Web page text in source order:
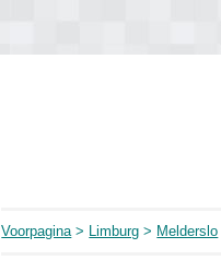
Voorpagina> Limburg > Melderslo